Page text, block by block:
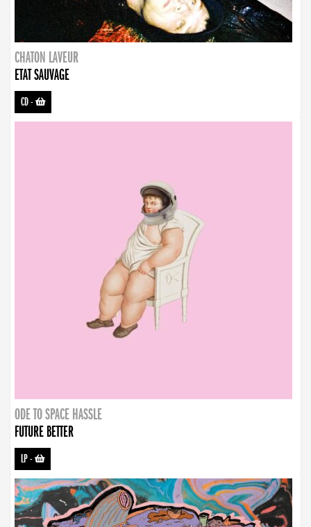
CHATON LAVEUR
ETAT SAUVAGE
CD-
ODE TO SPACE HASSLE
FUTURE BETTER
LP-